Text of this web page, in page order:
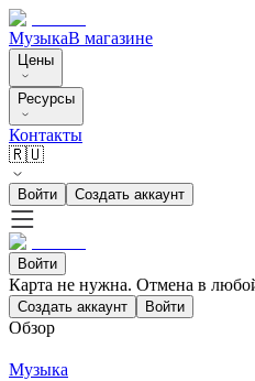
МузыкаВ магазине
Цены
Ресурсы
Контакты
🇷🇺
Войти Создать аккаунт
Войти
Карта не нужна. Отмена в
Создать аккаунт Войти
Обзор
Музыка